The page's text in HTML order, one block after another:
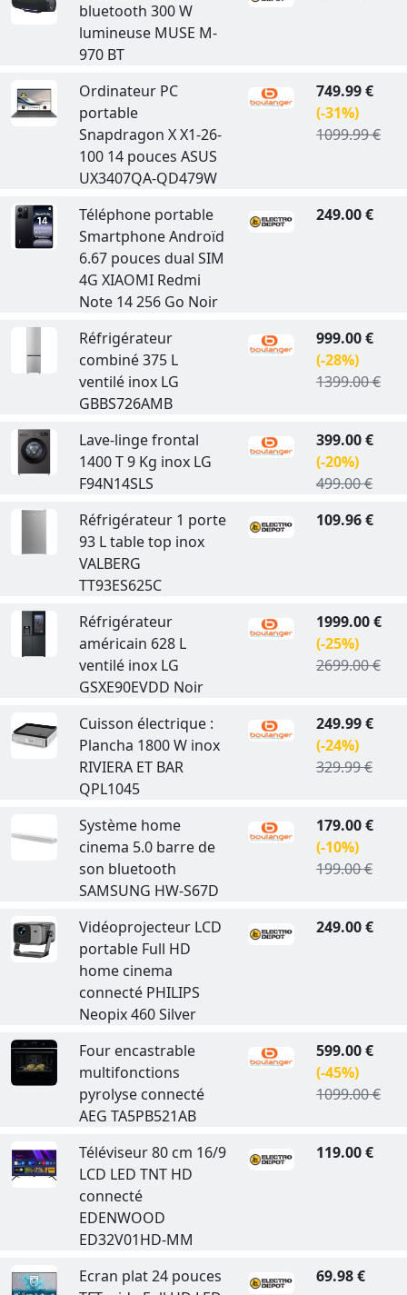
bluetooth 300 W
lumineuse MUSE M-
970 BT
Ordinateur PC
portable
Snapdragon X X1-26-
100 14 pouces ASUS
UX3407QA-QD479W
749.99 €
(-31%)
1099.99 €
Téléphone portable
Smartphone Androïd
6.67 pouces dual SIM
4G XIAOMI Redmi
Note 14 256 Go Noir
249.00 €
Réfrigérateur
combiné 375 L
ventilé inox LG
GBBS726AMB
999.00 €
(-28%)
1399.00 €
Lave-linge frontal
1400 T 9 Kg inox LG
F94N14SLS
399.00 €
(-20%)
499.00 €
Réfrigérateur 1 porte
93 L table top inox
VALBERG
TT93ES625C
109.96 €
Réfrigérateur
américain 628 L
ventilé inox LG
GSXE90EVDD Noir
1999.00 €
(-25%)
2699.00 €
Cuisson électrique :
Plancha 1800 W inox
RIVIERA ET BAR
QPL1045
249.99 €
(-24%)
329.99 €
Système home
cinema 5.0 barre de
son bluetooth
SAMSUNG HW-S67D
179.00 €
(-10%)
199.00 €
Vidéoprojecteur LCD
portable Full HD
home cinema
connecté PHILIPS
Neopix 460 Silver
249.00 €
Four encastrable
multifonctions
pyrolyse connecté
AEG TA5PB521AB
599.00 €
(-45%)
1099.00 €
Téléviseur 80 cm 16/9
LCD LED TNT HD
connecté
EDENWOOD
ED32V01HD-MM
119.00 €
Ecran plat 24 pouces
69.98 €